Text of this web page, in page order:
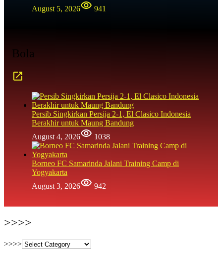
August 5, 2026
941
Bola
Persib Singkirkan Persija 2-1, El Clasico Indonesia
Berakhir untuk Maung Bandung
August 4, 2026
1038
Borneo FC Samarinda Jalani Training Camp di
Yogyakarta
August 3, 2026
942
>>>>
>>>>